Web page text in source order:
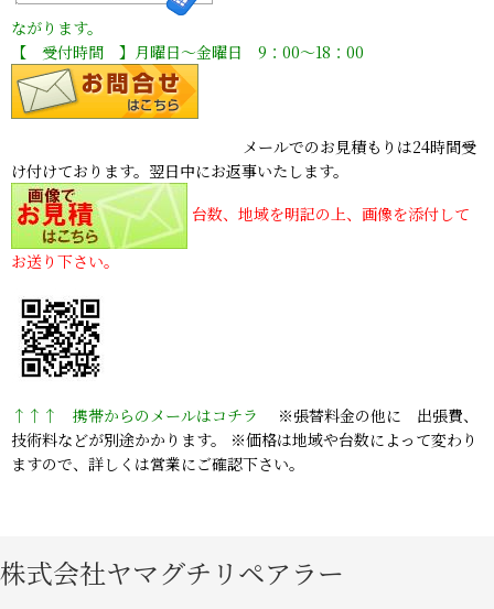
ながります。
【 受付時間 】月曜日〜金曜日 9：00〜18：00
メールでのお見積もりは24時間受
け付けております。翌日中にお返事いたします。
台数、地域を明記の上、画像を添付して
お送り下さい。
↑↑↑ 携帯からのメールはコチラ
※張替料金の他に 出張費、
技術料などが別途かかります。 ※価格は地域や台数によって変わり
ますので、詳しくは営業にご確認下さい。
株式会社ヤマグチリペアラー